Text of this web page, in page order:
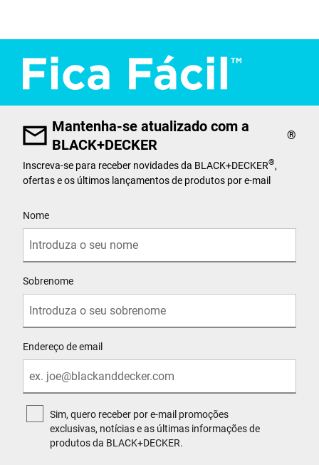
Mantenha-se atualizado com a
BLACK+DECKER
®
Inscreva-se para receber novidades da BLACK+DECKER®
ofertas e os últimos lançamentos de produtos por e-mail
Nome
Sobrenome
Endereço de email
Sim, quero receber por e-mail promoções
exclusivas, notícias e as últimas informações de
produtos da BLACK+DECKER.